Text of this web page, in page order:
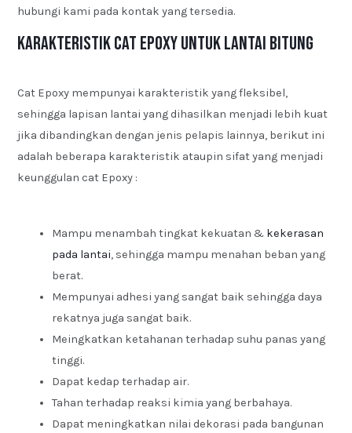
hubungi kami pada kontak yang tersedia.
Karakteristik Cat Epoxy untuk Lantai Bitung
Cat Epoxy mempunyai karakteristik yang fleksibel,
sehingga lapisan lantai yang dihasilkan menjadi lebih kuat
jika dibandingkan dengan jenis pelapis lainnya, berikut ini
adalah beberapa karakteristik ataupin sifat yang menjadi
keunggulan cat Epoxy :
Mampu menambah tingkat kekuatan & kekerasan
pada lantai, sehingga mampu menahan beban yang
berat.
Mempunyai adhesi yang sangat baik sehingga daya
rekatnya juga sangat baik.
Meingkatkan ketahanan terhadap suhu panas yang
tinggi.
Dapat kedap terhadap air.
Tahan terhadap reaksi kimia yang berbahaya.
Dapat meningkatkan nilai dekorasi pada bangunan